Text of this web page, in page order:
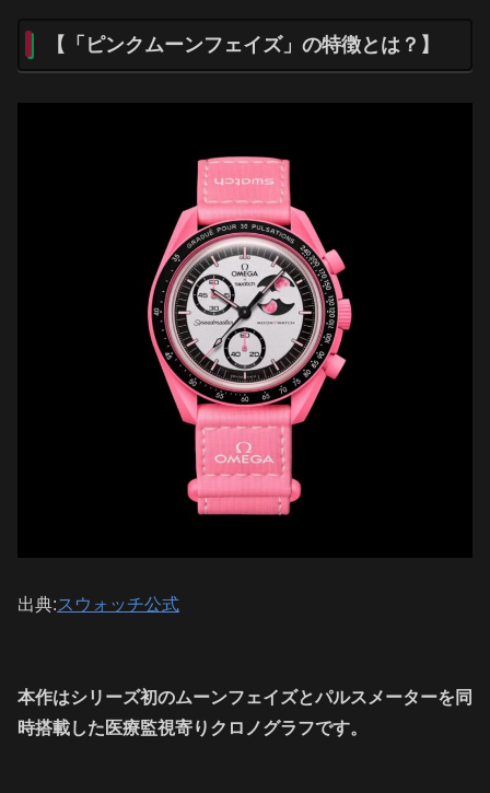
【「ピンクムーンフェイズ」の特徴とは？】
出典:スウォッチ公式
本作はシリーズ初のムーンフェイズとパルスメーターを同
時搭載した医療監視寄りクロノグラフです。